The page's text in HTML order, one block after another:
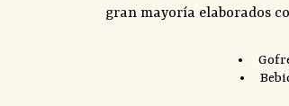
gran mayoría elaborados